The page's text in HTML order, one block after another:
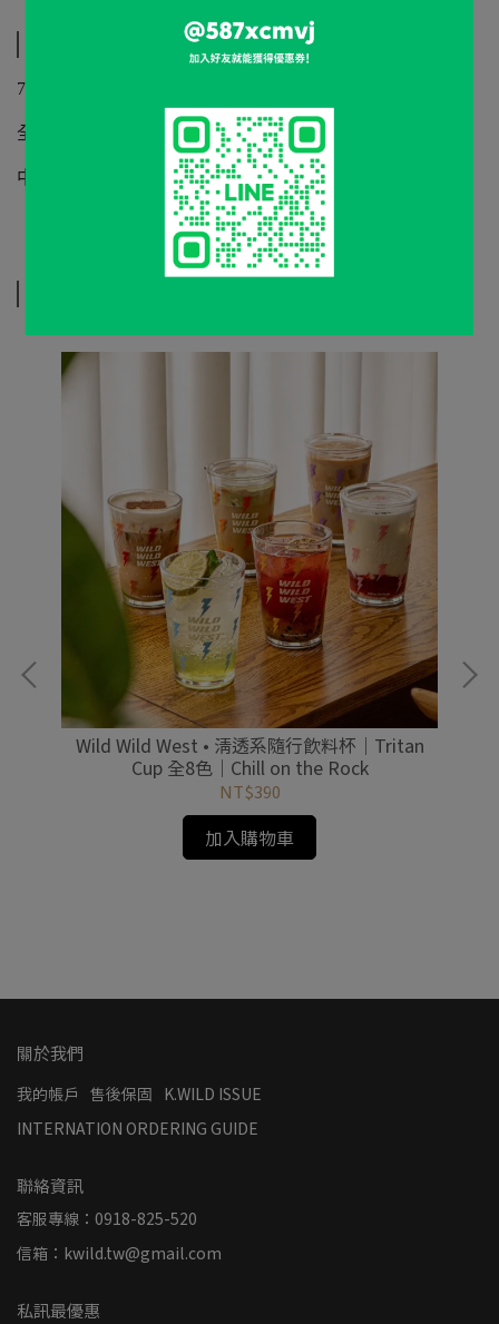
7-11 貨到付款 / 取貨不付款
全家 貨到付款 / 取貨不付款
中華郵政
Wild Wild West • 清透系隨行飲料杯｜Tritan
Cup 全8色｜Chill on the Rock
NT$390
加入購物車
關於我們
我的帳戶 售後保固 K.WILD ISSUE
INTERNATION ORDERING GUIDE
聯絡資訊
客服專線：0918-825-520
信箱：kwild.tw@gmail.com
私訊最優惠